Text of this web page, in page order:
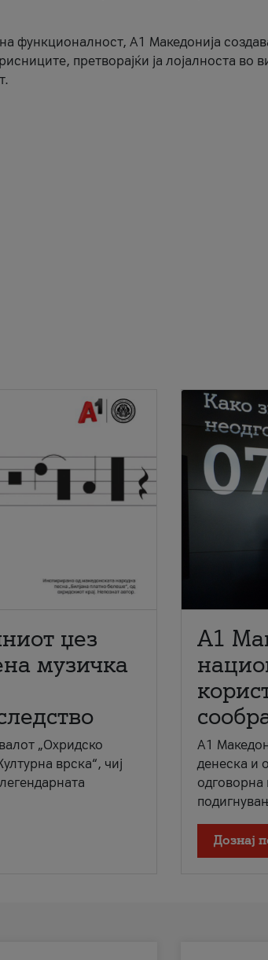
функционалност, А1 Македонија
претворајќи ја лојалноста во
џез
музичка
„Охридско
врска“, чиј
A1
A1
денеска и
одговорна
Дознај